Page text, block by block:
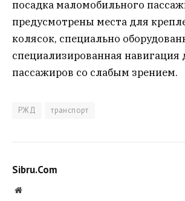
посадка маломобильного
предусмотрены места для
колясок, специально
специализированная навигация
пассажиров со слабым зрением.
РЖД транспорт
Sibru.Com
Website